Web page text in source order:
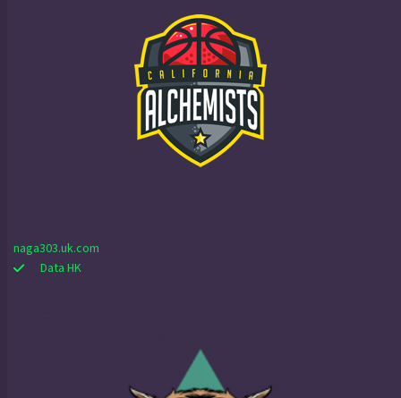
naga303.uk.com
Data HK